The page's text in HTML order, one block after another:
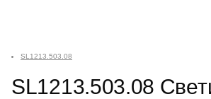
SL1213.503.08
SL1213.503.08